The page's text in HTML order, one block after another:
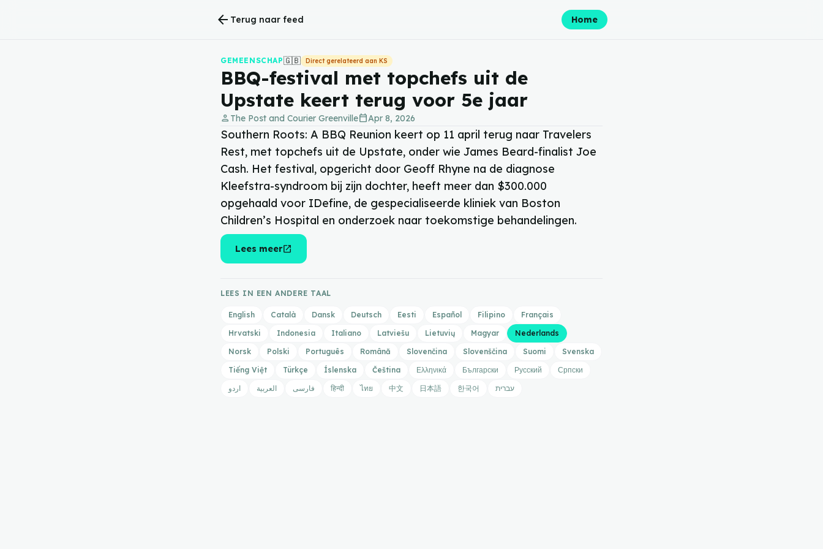
arrow_back Terug naar feed Home
GEMEENSCHAP🇬🇧 Direct gerelateerd aan KS
BBQ-festival met topchefs uit de
Upstate keert terug voor 5e jaar
person The Post and Courier Greenvillecalendar_todayApr 8, 2026
Southern Roots: A BBQ Reunion keert op 11 april terug naar Travelers
Rest, met topchefs uit de Upstate, onder wie James Beard-finalist Joe
Cash. Het festival, opgericht door Geoff Rhyne na de diagnose
Kleefstra-syndroom bij zijn dochter, heeft meer dan $300.000
opgehaald voor IDefine, de gespecialiseerde kliniek van Boston
Children’s Hospital en onderzoek naar toekomstige behandelingen.
Lees meeropen_in_new
LEES IN EEN ANDERE TAAL
English Català Dansk Deutsch Eesti Español Filipino
Français
Hrvatski
Indonesia Italiano Latviešu Lietuvių Magyar
Nederlands
Norsk
Polski Português Română Slovenčina Slovenščina Suomi
Svenska
Tiếng Việt
Türkçe Íslenska Čeština Ελληνικά Български Русский
Српски
اردو
العربية فارسی हिन्दी ไทย 中文 日本語 한국어 עברית